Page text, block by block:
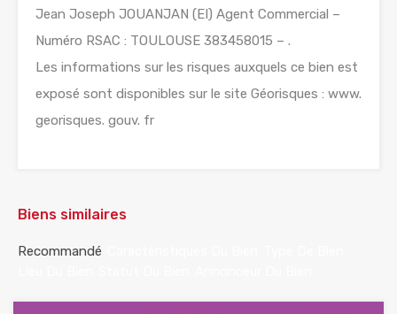
Jean Joseph JOUANJAN (EI) Agent Commercial –
Numéro RSAC : TOULOUSE 383458015 – .
Les informations sur les risques auxquels ce bien est
exposé sont disponibles sur le site Géorisques : www.
georisques. gouv. fr
Biens similaires
Recommandé